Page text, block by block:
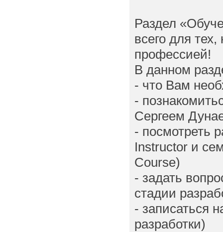
Раздел
всего для тех,
профессией!
В данном
- что Вам
-
Сергеем
- посмотреть
Instructor и
Course)
- задать
стадии
- записаться
разработки)